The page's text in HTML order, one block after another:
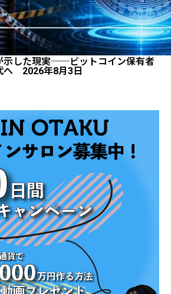
示した現実──ビットコイン保有者
へ 2026年8月3日